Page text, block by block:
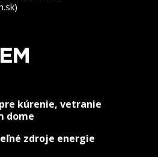
kúrenie, vetranie
dome
zdroje energie